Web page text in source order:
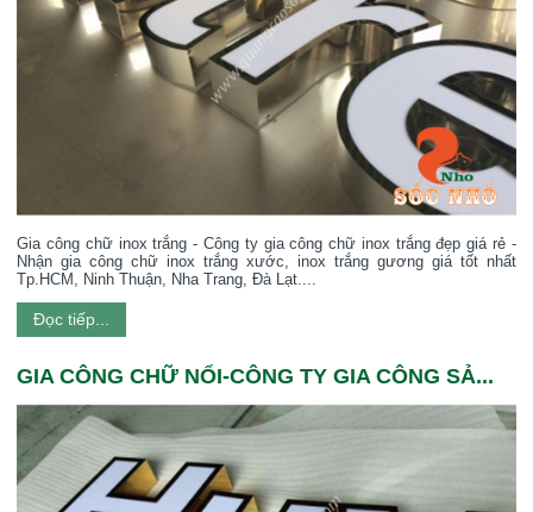
Gia công chữ inox trắng - Công ty gia công chữ inox trắng đẹp giá rẻ -
Nhận gia công chữ inox trắng xước, inox trắng gương giá tốt nhất
Tp.HCM, Ninh Thuận, Nha Trang, Đà Lạt....
Đọc tiếp...
GIA CÔNG CHỮ NỔI-CÔNG TY GIA CÔNG SẢ...